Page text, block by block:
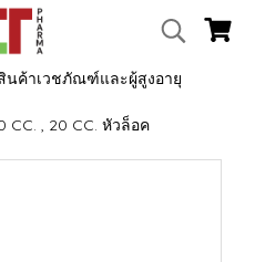
นค้าเวชภัณฑ์และผู้สูงอายุ
CC. , 20 CC. หัวล็อค